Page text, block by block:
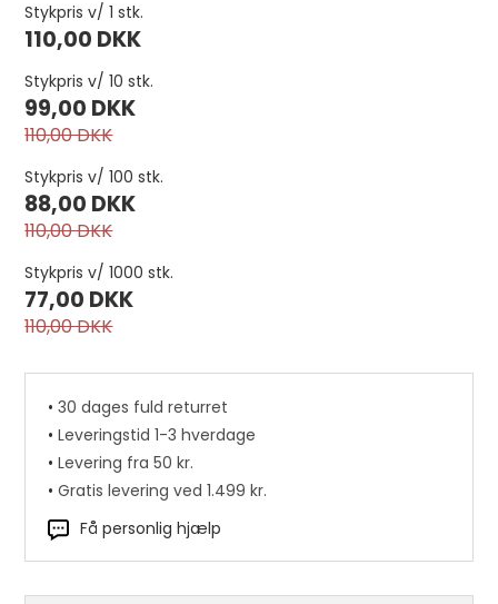
Bøffelhornsskive 5 mm
Stykpris v/ 1 stk.
110,00 DKK
Stykpris v/ 10 stk.
99,00 DKK
110,00 DKK
Stykpris v/ 100 stk.
88,00 DKK
110,00 DKK
Stykpris v/ 1000 stk.
77,00 DKK
110,00 DKK
•30 dages fuld returret
•Leveringstid 1-3 hverdage
•Levering fra 50 kr.
•Gratis levering ved 1.499 kr.
Få personlig hjælp